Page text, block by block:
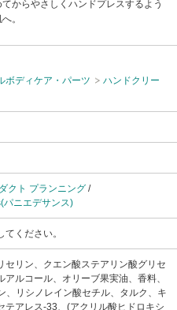
からやさしくハンドプレスするよう
。
ボディケア・パーツ
ハンドクリー
クト プランニング /
パニエデサンス)
ください。
セリン、クエン酸ステアリン酸グリセ
アルコール、オリーブ果実油、香料、
、リシノレイン酸セチル、タルク、キ
テアレス-33、(アクリル酸ヒドロキシ